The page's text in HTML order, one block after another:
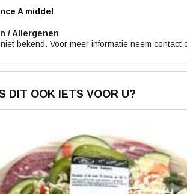
A middel
bekend. Voor meer informatie neem contact
DIT OOK IETS VOOR U?